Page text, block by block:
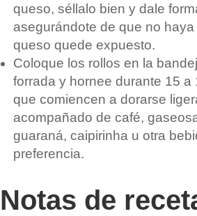
queso, séllalo bien y dale
asegurándote de que no
queso quede expuesto.
Coloque los rollos en la
forrada y hornee durante 15 a
que comiencen a dorarse
acompañado de café,
guaraná, caipirinha u otra
preferencia.
Notas de